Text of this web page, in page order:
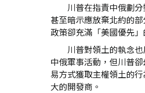
川普在指責中俄劃
甚至暗示應放棄北約的
政策卻充滿「美國優先
川普對領土的執念
中俄軍事活動，但川普
易方式獲取主權領土的
大的開發商。